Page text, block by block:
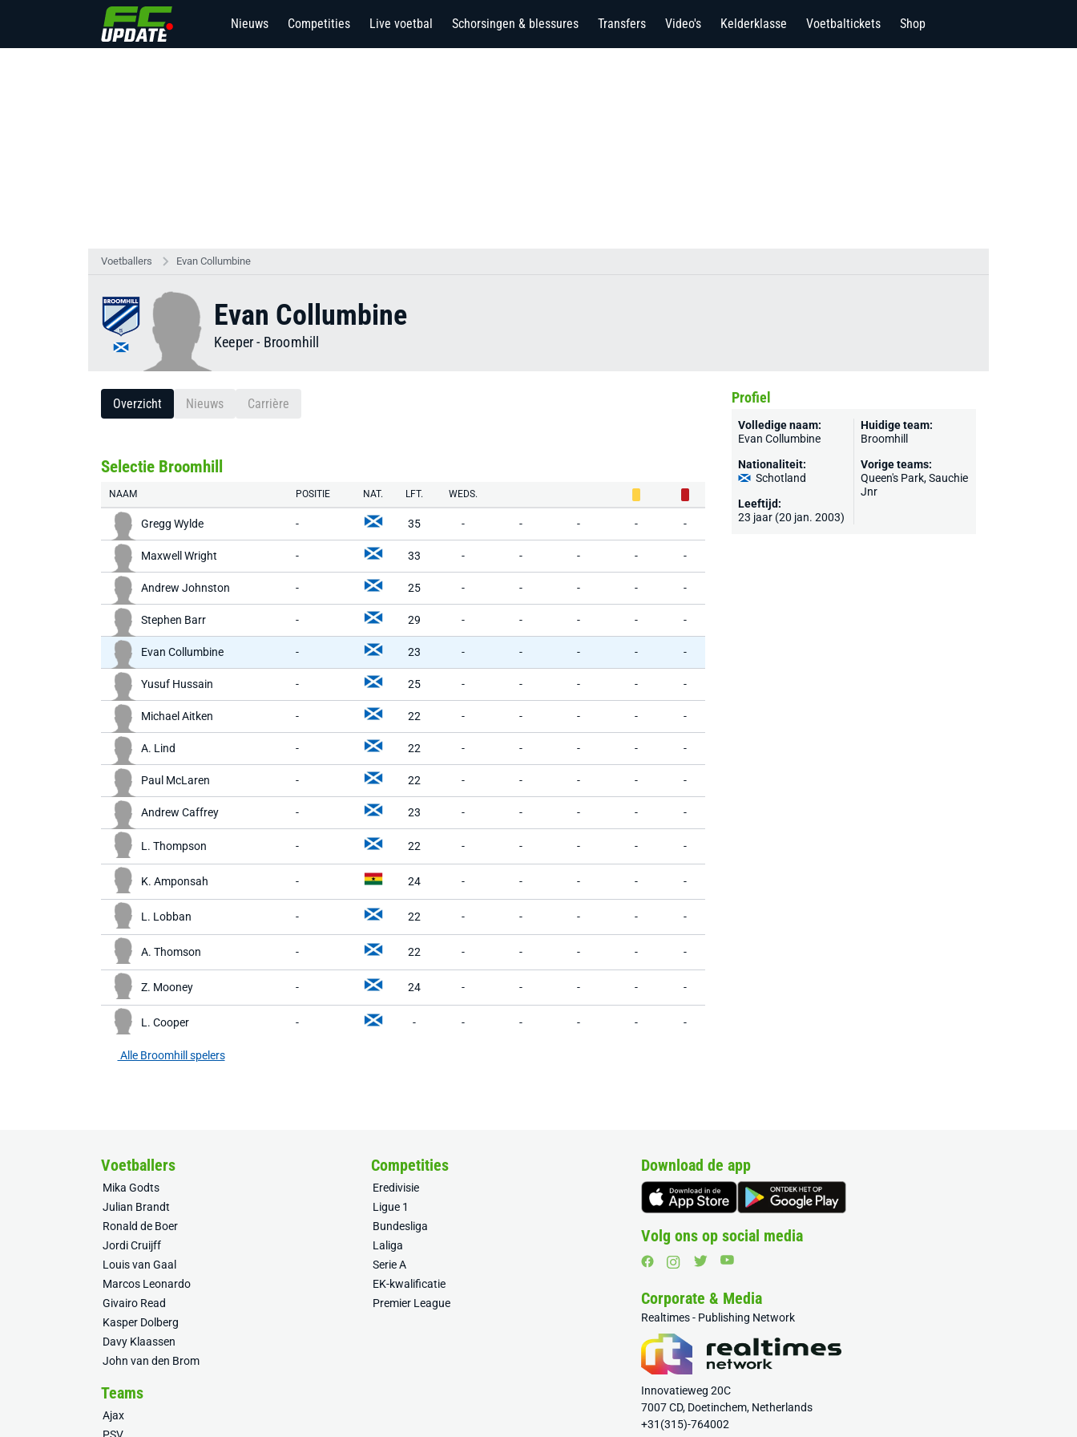
Nieuws Competities Live voetbal Schorsingen & blessures Transfers Video's Kelderklasse Voetbaltickets Shop
Voetballers Evan Collumbine
Evan Collumbine
Keeper- Broomhill
Overzicht Nieuws Carrière
Selectie Broomhill
NAAM POSITIE NAT. LFT. WEDS.
Gregg Wylde - 35 - - - - -
Maxwell Wright - 33 - - - - -
Andrew Johnston - 25 - - - - -
Stephen Barr - 29 - - - - -
Evan Collumbine - 23 - - - - -
Yusuf Hussain - 25 - - - - -
Michael Aitken - 22 - - - - -
A. Lind - 22 - - - - -
Paul McLaren - 22 - - - - -
Andrew Caffrey - 23 - - - - -
L. Thompson - 22 - - - - -
K. Amponsah - 24 - - - - -
L. Lobban - 22 - - - - -
A. Thomson - 22 - - - - -
Z. Mooney - 24 - - - - -
L. Cooper - - - - - - -
Alle Broomhill spelers
Profiel
Volledige naam:
Evan Collumbine
Nationaliteit:
Schotland
Leeftijd:
23 jaar (20 jan. 2003)
Huidige team:
Broomhill
Vorige teams:
Queen's Park, Sauchie
Jnr
Voetballers
Mika Godts
Julian Brandt
Ronald de Boer
Jordi Cruijff
Louis van Gaal
Marcos Leonardo
Givairo Read
Kasper Dolberg
Davy Klaassen
John van den Brom
Competities
Eredivisie
Ligue 1
Bundesliga
Laliga
Serie A
EK-kwalificatie
Premier League
Teams
Ajax
Download de app
Volg ons op social media
Corporate & Media
Realtimes - Publishing Network
Innovatieweg 20C
7007 CD, Doetinchem, Netherlands
+31(315)-764002